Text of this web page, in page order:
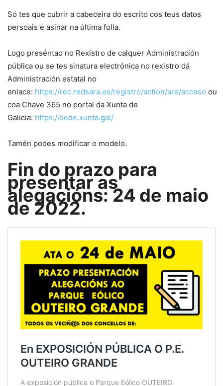
Só tes que cubrir a cabeceira do escrito cos teus datos
persoais e asinar na última folla.
Logo preséntao no Rexistro de calquer Administración
pública ou se tes sinatura electrónica no rexistro dá
Administración estatal no
enlace: https://rec.redsara.es/registro/action/are/acceso ou
coa Chave 365 no portal da Xunta de
Galicia: https://sede.xunta.gal/
Tamén podes modificar o modelo.
Fin do prazo para
presentar as
alegacións: 24 de maio
de 2022.